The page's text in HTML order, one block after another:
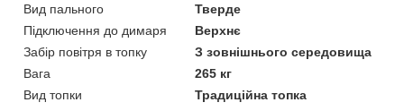
Вид пального
Тверде
Підключення до димаря
Верхнє
Забір повітря в топку
З зовнішнього середовища
Вага
265 кг
Вид топки
Традиційна топка